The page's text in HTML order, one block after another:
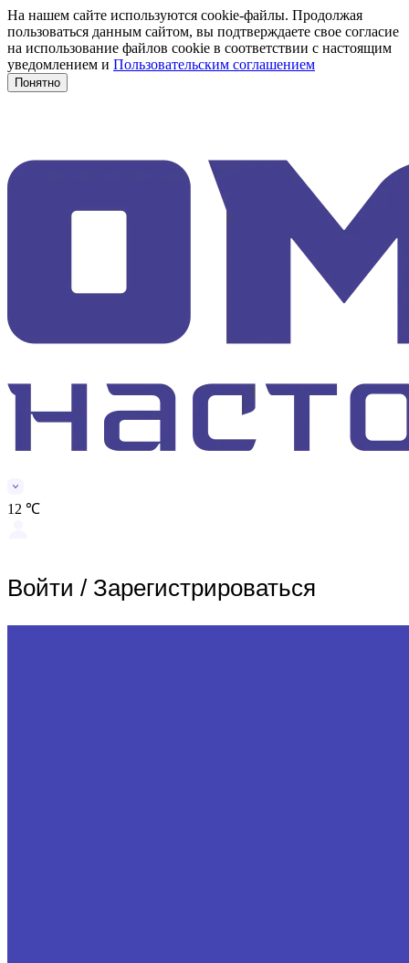
На нашем сайте используются cookie-файлы. Продолжая
пользоваться данным сайтом, вы подтверждаете свое согласие
на использование файлов cookie в соответствии с настоящим
уведомлением и Пользовательским соглашением
Понятно
12 ℃
Войти / Зарегистрироваться